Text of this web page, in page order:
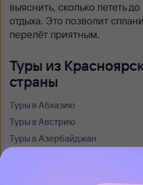
выяснить, сколько лететь
отдыха. Это позволит
перелёт приятным.
Туры из
страны
Туры в Абхазию
Туры в Австрию
Туры в Азербайджан